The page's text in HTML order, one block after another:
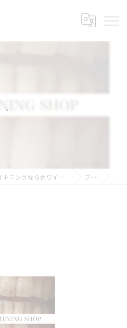
．
愛知県名古屋のセルフホワイトニングならホワイトニングショップ名古屋店 ブログ ．